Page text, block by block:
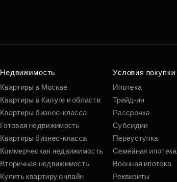
по удобным
вам параметрам
Подобрать
Недвижимость
Квартиры в Москве
Квартиры в Калуге и области
Квартиры бизнес-класса
Готовая недвижимость
Квартиры бизнес-класса
Коммерческая недвижимость
Вторичная недвижимость
Купить квартиру онлайн
Условия покупки
Ипотека
Трейд-ин
Рассрочка
Субсидии
Переуступка
Семейная ипотека
Военная ипотека
Реквизиты